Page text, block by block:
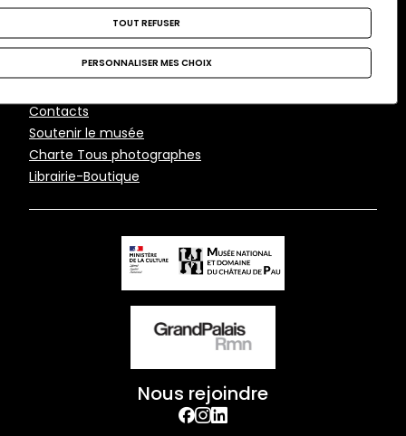
Musée national et
domaine du château de
Pau
Pied
de
page
Contacts
Soutenir le musée
Charte Tous photographes
Librairie-Boutique
Nous rejoindre
facebook
Instagram
TOUT REFUSER
PERSONNALISER MES CHOIX